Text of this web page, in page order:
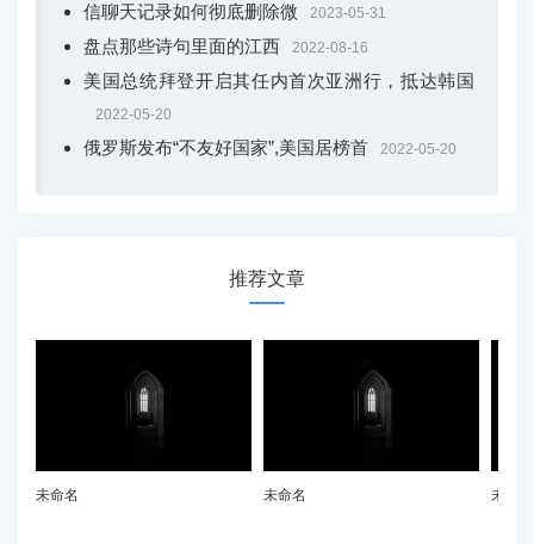
信聊天记录如何彻底删除微 2023-05-31
盘点那些诗句里面的江西 2022-08-16
美国总统拜登开启其任内首次亚洲行，抵达韩国
2022-05-20
俄罗斯发布“不友好国家”,美国居榜首 2022-05-20
推荐文章